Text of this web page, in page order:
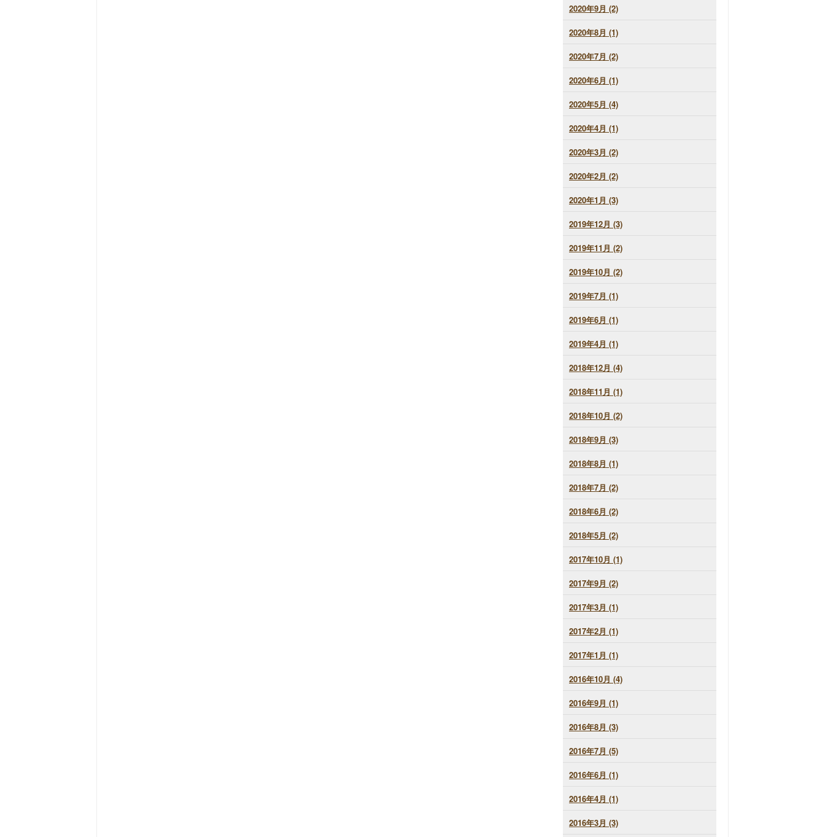
2020年9月 (2)
2020年8月 (1)
2020年7月 (2)
2020年6月 (1)
2020年5月 (4)
2020年4月 (1)
2020年3月 (2)
2020年2月 (2)
2020年1月 (3)
2019年12月 (3)
2019年11月 (2)
2019年10月 (2)
2019年7月 (1)
2019年6月 (1)
2019年4月 (1)
2018年12月 (4)
2018年11月 (1)
2018年10月 (2)
2018年9月 (3)
2018年8月 (1)
2018年7月 (2)
2018年6月 (2)
2018年5月 (2)
2017年10月 (1)
2017年9月 (2)
2017年3月 (1)
2017年2月 (1)
2017年1月 (1)
2016年10月 (4)
2016年9月 (1)
2016年8月 (3)
2016年7月 (5)
2016年6月 (1)
2016年4月 (1)
2016年3月 (3)